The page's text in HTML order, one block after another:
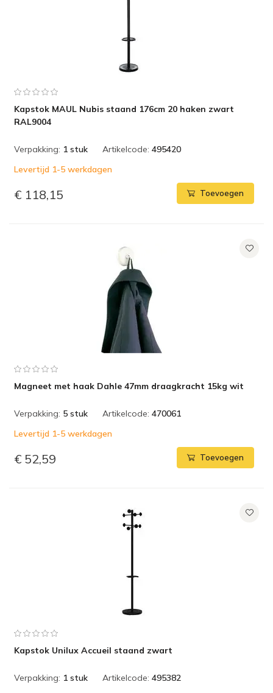
Kapstok MAUL Nubis staand 176cm 20 haken zwart
RAL9004
Verpakking: 1 stuk Artikelcode: 495420
Levertijd 1-5 werkdagen
€ 118,15 Toevoegen
Magneet met haak Dahle 47mm draagkracht 15kg wit
Verpakking: 5 stuk Artikelcode: 470061
Levertijd 1-5 werkdagen
€ 52,59 Toevoegen
Kapstok Unilux Accueil staand zwart
Verpakking: 1 stuk Artikelcode: 495382